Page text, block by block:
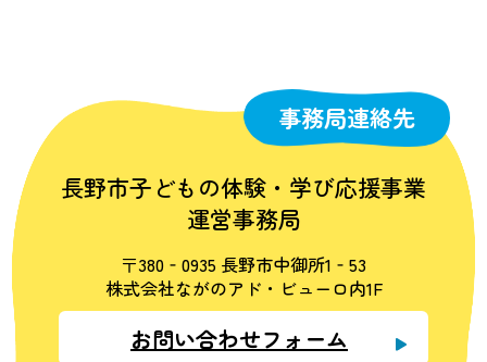
事務局連絡先
長野市子どもの体験・学び応援事業
運営事務局
〒380‐0935 長野市中御所1‐53
株式会社ながのアド・ビューロ内1F
お問い合わせフォーム